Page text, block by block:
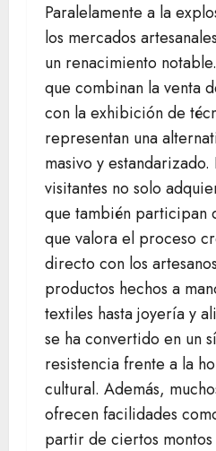
Paralelamente a la
los mercados
un renacimiento
que combinan la venta
con la exhibición de
representan una
masivo y estandarizado.
visitantes no solo
que también participan
que valora el proceso
directo con los
productos hechos a
textiles hasta joyería y
se ha convertido en un
resistencia frente a la
cultural. Además,
ofrecen facilidades
partir de ciertos